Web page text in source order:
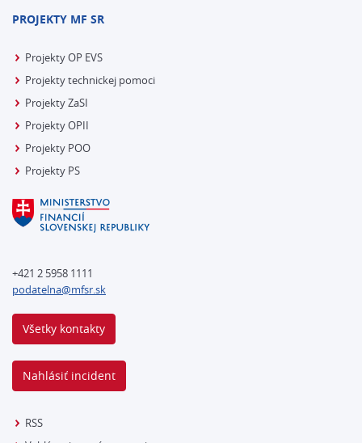
PROJEKTY MF SR
Projekty OP EVS
Projekty technickej pomoci
Projekty ZaSI
Projekty OPII
Projekty POO
Projekty PS
+421 2 5958 1111
podatelna@mfsr.sk
Všetky kontakty
Nahlásiť incident
RSS